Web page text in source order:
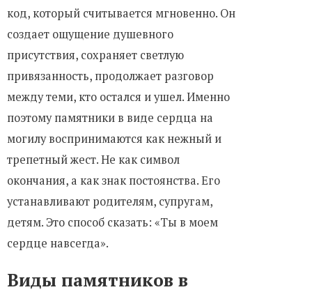
код, который считывается мгновенно. Он
создает ощущение душевного
присутствия, сохраняет светлую
привязанность, продолжает разговор
между теми, кто остался и ушел. Именно
поэтому памятники в виде сердца на
могилу воспринимаются как нежный и
трепетный жест. Не как символ
окончания, а как знак постоянства. Его
устанавливают родителям, супругам,
детям. Это способ сказать: «Ты в моем
сердце навсегда».
Виды памятников в